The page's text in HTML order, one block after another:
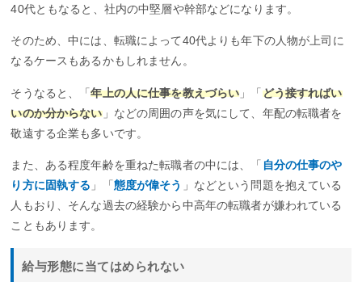
40代ともなると、社内の中堅層や幹部などになります。
そのため、中には、転職によって40代よりも年下の人物が上司に
なるケースもあるかもしれません。
そうなると、「年上の人に仕事を教えづらい 」「 どう接すればい
いのか分からない」などの周囲の声を気にして、年配の転職者を
敬遠する企業も多いです。
また、ある程度年齢を重ねた転職者の中には、「 自分の仕事のや
り方に固執する 」「 態度が偉そう 」などという問題を抱えている
人もおり、そんな過去の経験から中高年の転職者が嫌われている
こともあります。
給与形態に当てはめられない